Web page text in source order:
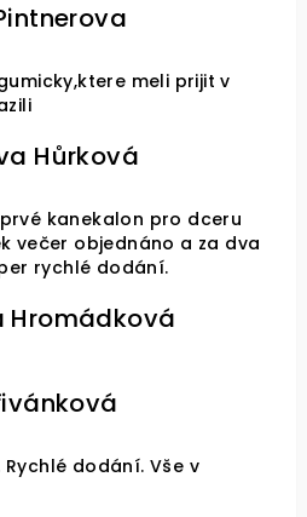
je 4 z 5 hvězdiček.
meli prijit v
Hůrková
je 5 z 5 hvězdiček.
kanekalon pro dceru
večer objednáno a za dva
rychlé dodání.
Hromádková
je 5 z 5 hvězdiček.
je 5 z 5 hvězdiček.
dodání. Vše v